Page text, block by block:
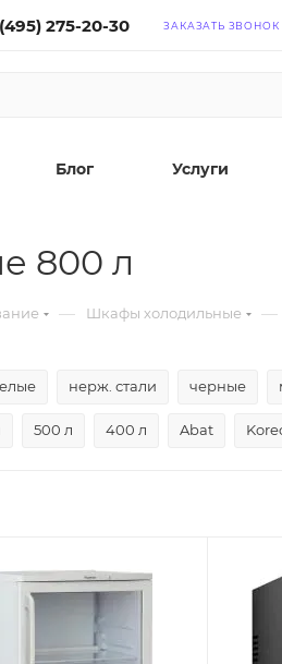
275-20-30 ЗАКАЗАТЬ ЗВОНОК
Блог Услуги
800 л
— Шкафы холодильные —
нерж. стали черные
500 л 400 л Abat